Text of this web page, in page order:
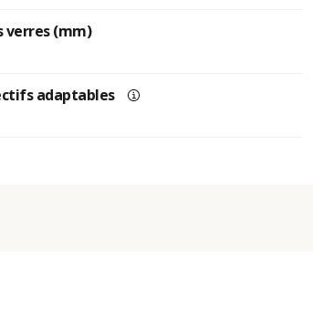
verres (mm)
adaptables